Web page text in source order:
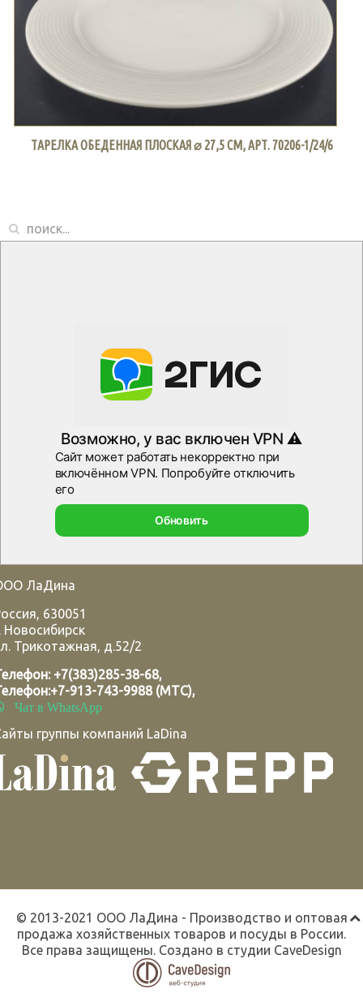
ТАРЕЛКА ОБЕДЕННАЯ ПЛОСКАЯ ⌀ 27,5 СМ, АРТ. 70206-1/24/6
ЛаДина
, 630051
Новосибирск
Трикотажная, д.52/2
+7(383)285-38-68,
+7-913-743-9988 (МТС),
Чат в WhatsApp
группы компаний LaDina
© 2013-2021 ООО ЛаДина - Производство и оптовая
продажа хозяйственных товаров и посуды в России.
Все права защищены. Создано в студии CaveDesign